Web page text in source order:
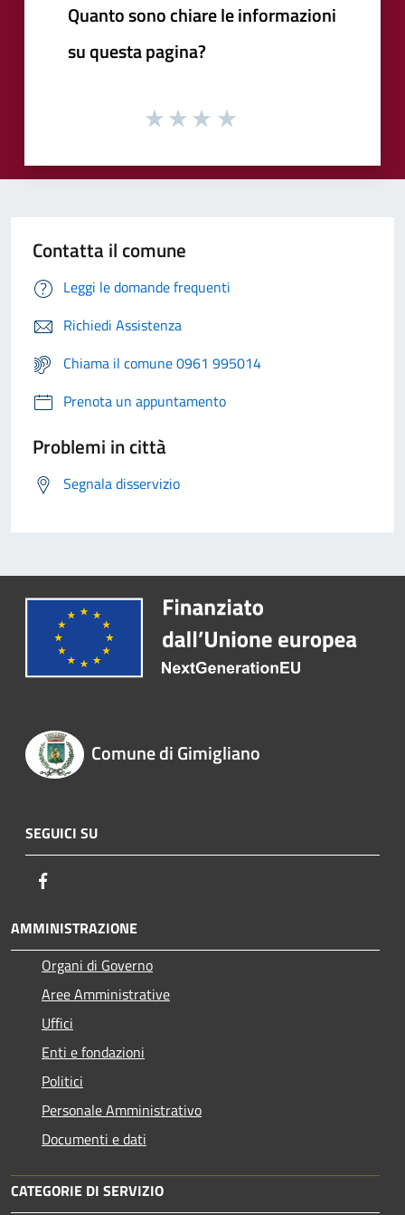
Quanto sono chiare le informazioni
su questa pagina?
Contatta il comune
Leggi le domande frequenti
Richiedi Assistenza
Chiama il comune 0961 995014
Prenota un appuntamento
Problemi in città
Segnala disservizio
Comune di Gimigliano
SEGUICI SU
AMMINISTRAZIONE
Organi di Governo
Aree Amministrative
Uffici
Enti e fondazioni
Politici
Personale Amministrativo
Documenti e dati
CATEGORIE DI SERVIZIO